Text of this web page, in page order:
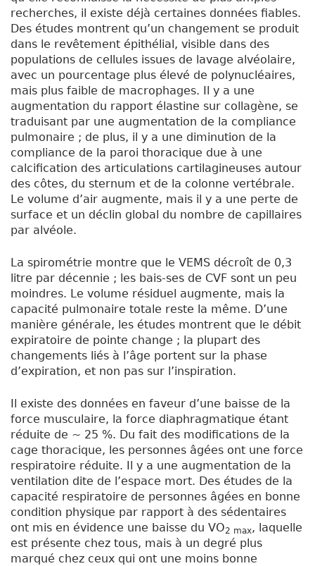
recherches, il existe déjà certaines données fiables.
Des études montrent qu’un changement se produit
dans le revêtement épithélial, visible dans des
populations de cellules issues de lavage alvéolaire,
avec un pourcentage plus élevé de polynucléaires,
mais plus faible de macrophages. Il y a une
augmentation du rapport élastine sur collagène, se
traduisant par une augmentation de la compliance
pulmonaire ; de plus, il y a une diminution de la
compliance de la paroi thoracique due à une
calcification des articulations cartilagineuses autour
des côtes, du sternum et de la colonne vertébrale.
Le volume d’air augmente, mais il y a une perte de
surface et un déclin global du nombre de capillaires
par alvéole.
La spirométrie montre que le VEMS décroît de 0,3
litre par décennie ; les bais-ses de CVF sont un peu
moindres. Le volume résiduel augmente, mais la
capacité pulmonaire totale reste la même. D’une
manière générale, les études montrent que le débit
expiratoire de pointe change ; la plupart des
changements liés à l’âge portent sur la phase
d’expiration, et non pas sur l’inspiration.
Il existe des données en faveur d’une baisse de la
force musculaire, la force diaphragmatique étant
réduite de ~ 25 %. Du fait des modifications de la
cage thoracique, les personnes âgées ont une force
respiratoire réduite. Il y a une augmentation de la
ventilation dite de l’espace mort. Des études de la
capacité respiratoire de personnes âgées en bonne
condition physique par rapport à des sédentaires
ont mis en évidence une baisse du VO2 max, laquelle
est présente chez tous, mais à un degré plus
marqué chez ceux qui ont une moins bonne